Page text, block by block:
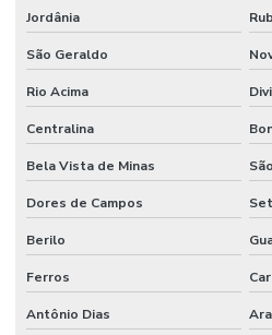
Jordânia
São Geraldo
Rio Acima
Centralina
Bela Vista de Minas
Dores de Campos
Berilo
Ferros
Antônio Dias